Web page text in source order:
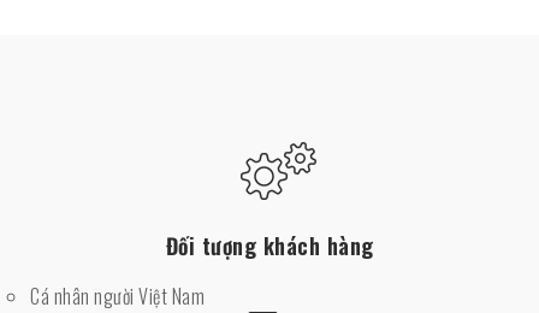
Đối tượng khách hàng
Cá nhân người Việt Nam